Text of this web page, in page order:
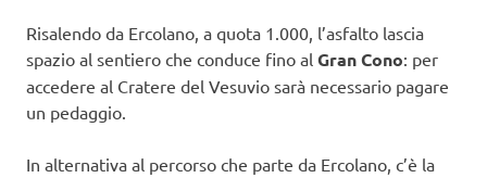
Risalendo da Ercolano, a quota 1.000, l’asfalto lascia
spazio al sentiero che conduce fino al Gran Cono: per
accedere al Cratere del Vesuvio sarà necessario pagare
un pedaggio.
In alternativa al percorso che parte da Ercolano, c’è la